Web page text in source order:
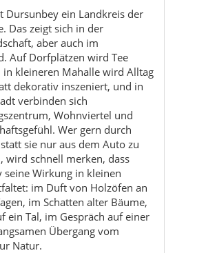
Dursunbey ein Landkreis der
Das zeigt sich in der
aber auch im
Auf Dorfplätzen wird Tee
in kleineren Mahalle wird Alltag
dekorativ inszeniert, und in
verbinden sich
Wohnviertel und
Wer gern durch
sie nur aus dem Auto zu
wird schnell merken, dass
seine Wirkung in kleinen
im Duft von Holzöfen an
im Schatten alter Bäume,
ein Tal, im Gespräch auf einer
Übergang vom
Natur.